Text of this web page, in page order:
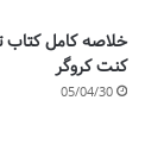
خلاصه کامل کتاب
کنت کروگر
05/04/30